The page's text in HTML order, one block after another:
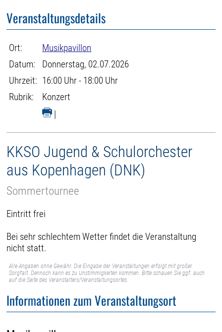
Veranstaltungsdetails
Ort:
Musikpavillon
Datum:
Donnerstag, 02.07.2026
Uhrzeit: 16:00 Uhr - 18:00 Uhr
Rubrik:
Konzert
|
KKSO Jugend & Schulorchester
aus Kopenhagen (DNK)
Sommertournee
Eintritt frei
Bei sehr schlechtem Wetter findet die Veranstaltung
nicht statt.
Alle Angaben ohne Gewähr. Die Eingabe der Veranstaltungen erfolgt mit großer
Sorgfalt. Dennoch kann es zu Unstimmigkeiten kommen. Bitte schauen Sie ggf. auch
auf die Seite des Veranstalters/Veranstaltungsortes.
Informationen zum Veranstaltungsort